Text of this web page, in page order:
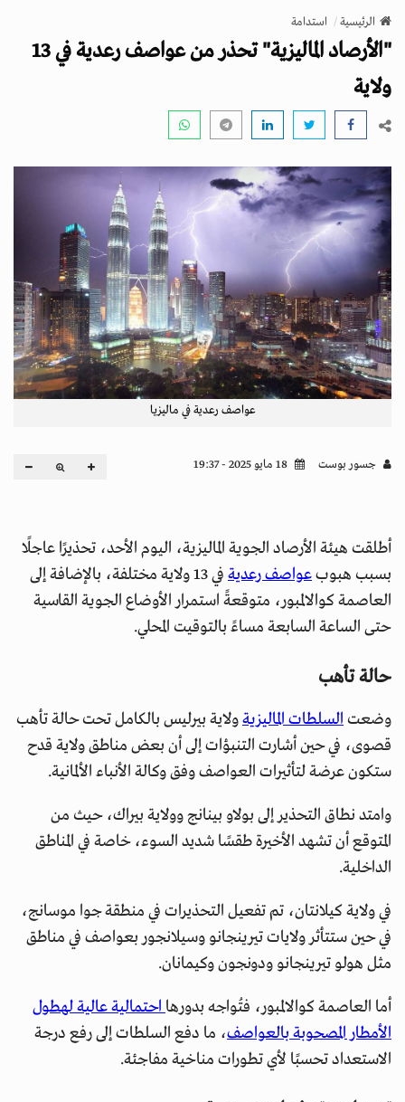
v
i
g
a
t
n
الرئيسية استدامة
"الأرصاد الماليزية" تحذر من عواصف رعدية في 13
ولاية
عواصف رعدية في ماليزيا
جسور بوست
أطلقت هيئة الأرصاد الجوية الماليزية، اليوم الأحد، تحذيرًا عاجلًا
بسبب هبوبعواصف رعدية
في 13 ولاية مختلفة، بالإضافة إلى
العاصمة كوالالمبور، متوقعةً استمرار الأوضاع الجوية القاسية
حتى الساعة السابعة مساءً بالتوقيت المحلي.
حالة تأهب
وضعتالسلطات الماليزيةولاية بيرليس بالكامل تحت حالة تأهب
قصوى، في حين أشارت التنبؤات إلى أن بعض مناطق ولاية قدح
ستكون عرضة لتأثيرات العواصف وفق وكالة الأنباء الألمانية.
وامتد نطاق التحذير إلى بولاو بينانج وولاية بيراك، حيث من
المتوقع أن تشهد الأخيرة طقسًا شديد السوء، خاصة في المناطق
الداخلية.
في ولاية كيلانتان، تم تفعيل التحذيرات في منطقة جوا موسانج،
في حين ستتأثر ولايات تيرينجانو وسيلانجور بعواصف في مناطق
مثل هولو تيرينجانو ودونجون وكيمانان.
أما العاصمة كوالالمبور، فتُواجه بدورهااحتمالية عالية لهطول
الأمطار المصحوبة بالعواصف، ما دفع السلطات إلى رفع درجة
الاستعداد تحسبًا لأي تطورات مناخية مفاجئة.